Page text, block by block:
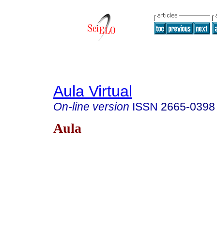
Aula Virtual
On-line version ISSN 2665-0398
Aula